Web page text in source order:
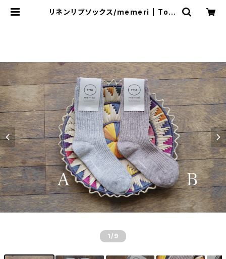
リネンリブソックス/memeri | ToiT
1 /9